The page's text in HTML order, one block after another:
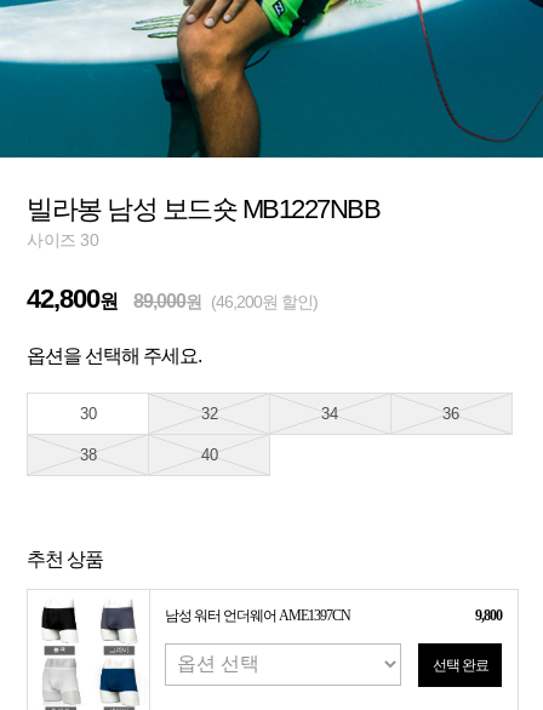
빌라봉 남성 보드숏 MB1227NBB
사이즈 30
42,800원 89,000원 (46,200원 할인)
옵션을 선택해 주세요.
30 32 34 36
38 40
추천 상품
남성 워터 언더웨어 AME1397CN 9,800
선택 완료